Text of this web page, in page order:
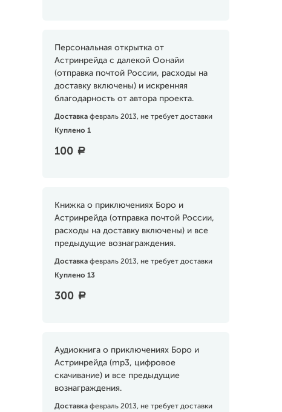
Персональная открытка от
Астринрейда с далекой Оонайи
(отправка почтой России, расходы на
доставку включены) и искренняя
благодарность от автора проекта.
Доставка февраль 2013, не требует доставки
Куплено 1
100 a
Книжка о приключениях Боро и
Астринрейда (отправка почтой России,
расходы на доставку включены) и все
предыдущие вознаграждения.
Доставка февраль 2013, не требует доставки
Куплено 13
300 a
Аудиокнига о приключениях Боро и
Астринрейда (mp3, цифровое
скачивание) и все предыдущие
вознаграждения.
Доставка февраль 2013, не требует доставки